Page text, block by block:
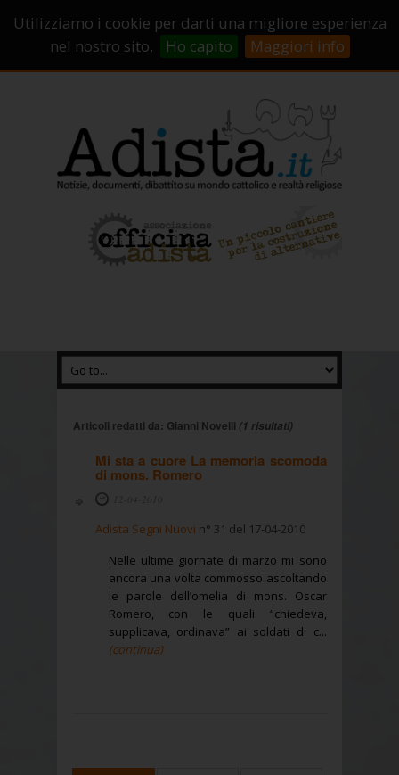
Utilizziamo i cookie per darti una migliore esperienza
nel nostro sito.
Ho capito Maggiori info
Campagne di crowdfunding
Chi Siamo
Articoli redatti da: Gianni Novelli (1 risultati)
Mi sta a cuore La memoria scomoda
di mons. Romero
Adista Segni Nuovi n° 31 del 17-04-2010
Nelle ultime giornate di marzo mi sono
ancora una volta commosso ascoltando
le parole dell’omelia di mons. Oscar
Romero, con le quali “chiedeva,
supplicava, ordinava” ai soldati di c...
(continua)